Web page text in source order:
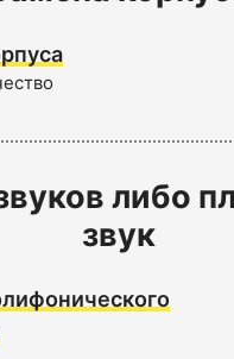
либо
звук